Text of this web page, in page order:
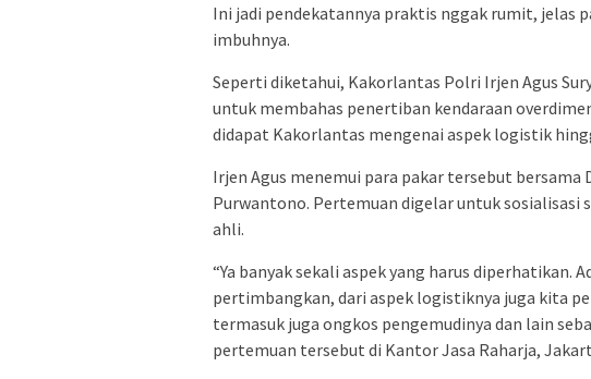
Ini jadi pendekatannya praktis nggak rumit, jelas
imbuhnya.
Seperti diketahui, Kakorlantas Polri Irjen Agus
untuk membahas penertiban kendaraan
didapat Kakorlantas mengenai aspek logistik
Irjen Agus menemui para pakar tersebut bersama
Purwantono. Pertemuan digelar untuk sosialisasi
ahli.
“Ya banyak sekali aspek yang harus diperhatikan.
pertimbangkan, dari aspek logistiknya juga kita
termasuk juga ongkos pengemudinya dan lain
pertemuan tersebut di Kantor Jasa Raharja,